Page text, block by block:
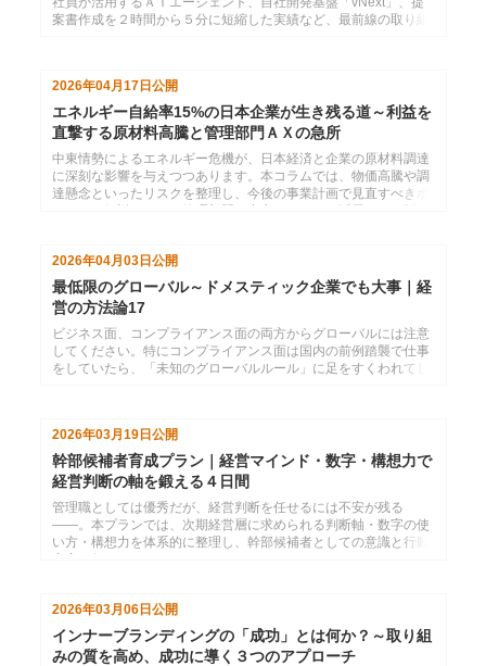
案書作成を２時間から５分に短縮した実績など、最前線の取り組
2026年04月17日 公開
エネルギー自給率15%の日本企業が生き残る道～利益を
直撃する原材料高騰と管理部門ＡＸの急所
中東情勢によるエネルギー危機が、日本経済と企業の原材料調達
に深刻な影響を与えつつあります。本コラムでは、物価高騰や調
達懸念といったリスクを整理し、今後の事業計画で見直すべきポ
2026年04月03日公開
最低限のグローバル～ドメスティック企業でも大事｜経
営の方法論17
ビジネス面、コンプライアンス面の両方からグローバルには注意
してください。特にコンプライアンス面は国内の前例踏襲で仕事
をしていたら、「未知のグローバルルール」に足をすくわれてし
2026年03月19日 公開
幹部候補者育成プラン｜経営マインド・数字・構想力で
経営判断の軸を鍛える４日間
管理職としては優秀だが、経営判断を任せるには不安が残る
――。本プランでは、次期経営層に求められる判断軸・数字の使
い方・構想力を体系的に整理し、幹部候補者としての意識と行動
2026年03月06日公開
インナーブランディングの「成功」とは何か？～取り組
みの質を高め、成功に導く３つのアプローチ